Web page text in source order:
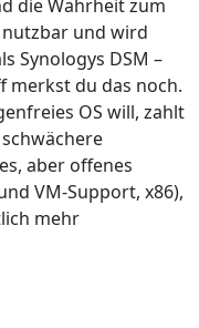
die Wahrheit zum
und wird
Synologys DSM –
merkst du das noch.
OS will, zahlt
aber offenes
VM-Support, x86),
mehr